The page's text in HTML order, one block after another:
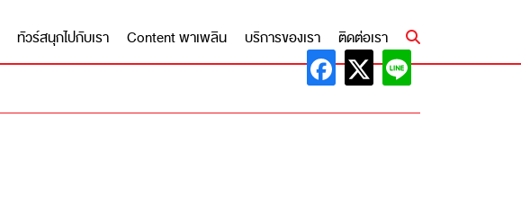
ทัวร์สนุกไปกับเรา Content พาเพลิน บริการของเรา ติดต่อเรา